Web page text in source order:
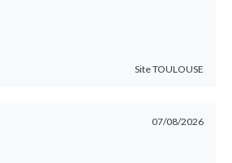
SiteTOULOUSE
07/08/2026